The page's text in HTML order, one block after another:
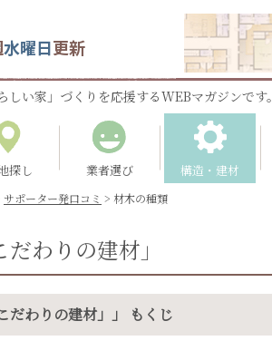
水曜日更新
い家」づくりを応援するWEBマガジンです。
探し 業者選び 構造・建材
サポーター発口コミ > 材木の種類
わりの建材」
だわりの建材」」 もくじ